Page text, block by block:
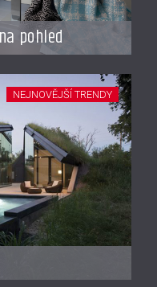
pohled
NEJNOVĚJŠÍ TRENDY